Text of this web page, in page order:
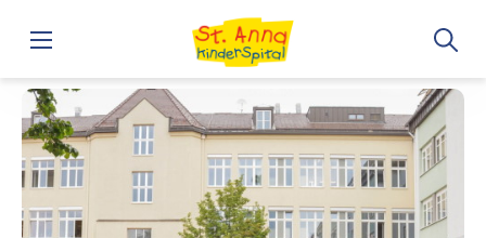
„Move and Help“: BG/BRG Biondekgasse erläuft